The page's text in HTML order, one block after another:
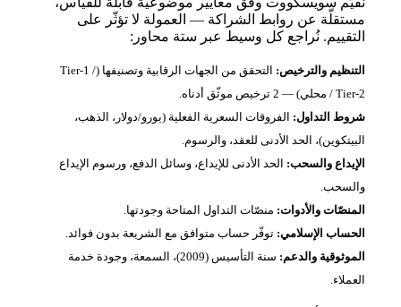
عن روابط الشراكة — العمولة لا تؤثّر على
نُراجع كل وسيط عبر ستة محاور:
والترخيص:
التحقق من الجهات الرقابية وتصنيفها (Tier‑1 /
التداول:الفروقات السعرية الفعلية (يورو/دولار، الذهب،
الحد الأدنى للعقد، والرسوم.
والسحب:الحد الأدنى للإيداع، وسائل الدفع، ورسوم الإيداع
والأدوات:منصّات التداول المتاحة وجودتها.
الإسلامي:توفّر حساب متوافق مع الشريعة بدون فوائد.
والدعم:
سنة التأسيس (2009)، السمعة، وجودة خدمة